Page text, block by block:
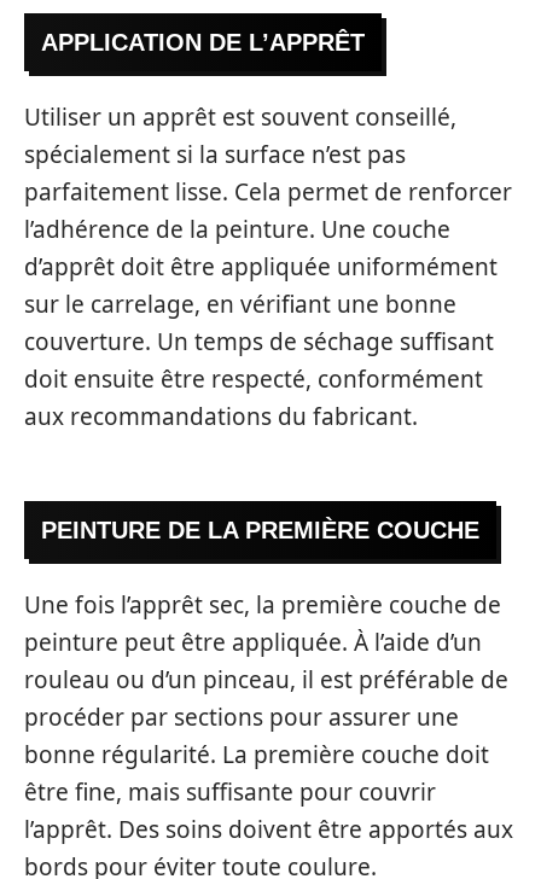
APPLICATION DE L’APPRÊT
Utiliser un apprêt est souvent conseillé,
spécialement si la surface n’est pas
parfaitement lisse. Cela permet de renforcer
l’adhérence de la peinture. Une couche
d’apprêt doit être appliquée uniformément
sur le carrelage, en vérifiant une bonne
couverture. Un temps de séchage suffisant
doit ensuite être respecté, conformément
aux recommandations du fabricant.
PEINTURE DE LA PREMIÈRE COUCHE
Une fois l’apprêt sec, la première couche de
peinture peut être appliquée. À l’aide d’un
rouleau ou d’un pinceau, il est préférable de
procéder par sections pour assurer une
bonne régularité. La première couche doit
être fine, mais suffisante pour couvrir
l’apprêt. Des soins doivent être apportés aux
bords pour éviter toute coulure.